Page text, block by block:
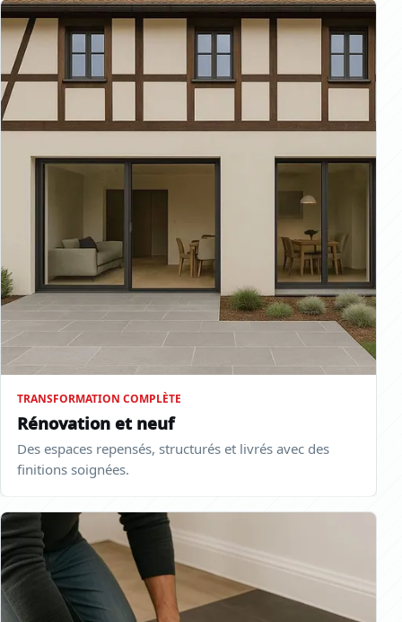
TRANSFORMATION COMPLÈTE
Rénovation et neuf
Des espaces repensés, structurés et livrés avec des
finitions soignées.